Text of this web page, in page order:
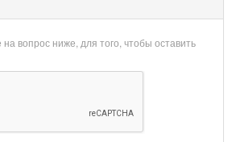
вопрос ниже, для того, чтобы оставить